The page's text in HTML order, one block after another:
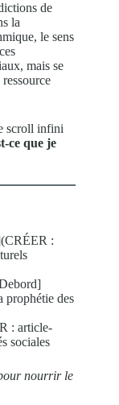
de
la
le sens
mais se
scroll infini
ce que je
:
prophétie des
: article-
sociales
nourrir le